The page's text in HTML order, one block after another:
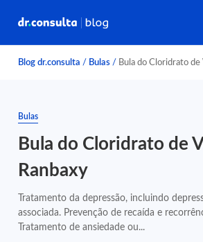
Blog dr.consulta / Bulas / Bula do Cloridrato de
Bulas
Bula do Cloridrato de
Ranbaxy
Tratamento da depressão, incluindo
associada. Prevenção de recaída e
Tratamento de ansiedade ou...